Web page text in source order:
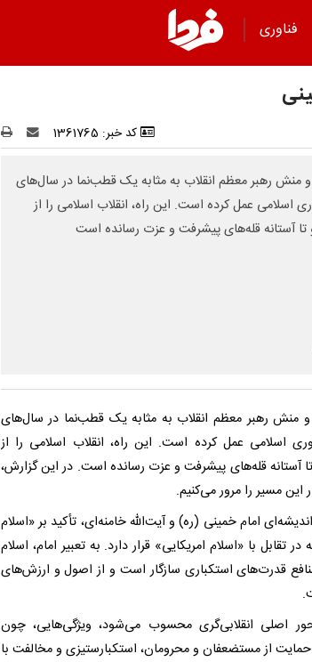
فناوری
کد خبر: 1361765
منش رهبر معظم انقلاب به مثابه یک قطب‌نما در سال‌های
اسلامی عمل کرده است. این راه، انقلاب اسلامی را از
تا آستانه قله‌های پیشرفت و عزت رسانده است
منش رهبر معظم انقلاب به مثابه یک قطب‌نما در سال‌های
اسلامی عمل کرده است. این راه، انقلاب اسلامی را از
آستانه قله‌های پیشرفت و عزت رسانده است. در این گزارش،
مسیر را مرور می‌کنیم.
امام خمینی (ره) و آیت‌الله خامنه‌ای، تأکید بر «اسلام
با «اسلام امریکایی» قرار دارد. به تعبیر امام، اسلام
قدرت‌های استکباری سازگار است و از اصول و ارزش‌های
اصلی انقلابی‌گری محسوب می‌شود، ویژگی‌هایی، چون
از مستضعفان و محرومان، استکبارستیزی و مخالفت با